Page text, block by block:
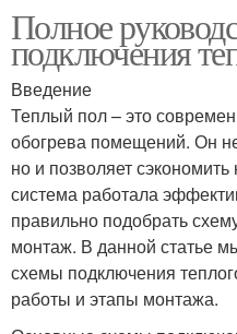
Полное
подключения
Введение
Теплый пол – это
обогрева помещений. Он
но и позволяет
система работала
правильно подобрать
монтаж. В данной статье
схемы подключения
работы и этапы монтажа.